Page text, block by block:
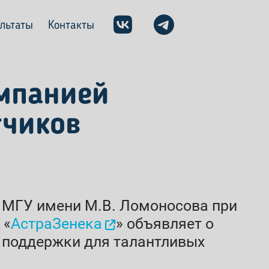
Контакты
МГУ имени М.В. Ломоносова при
АстраЗенека
» объявляет о
для талантливых